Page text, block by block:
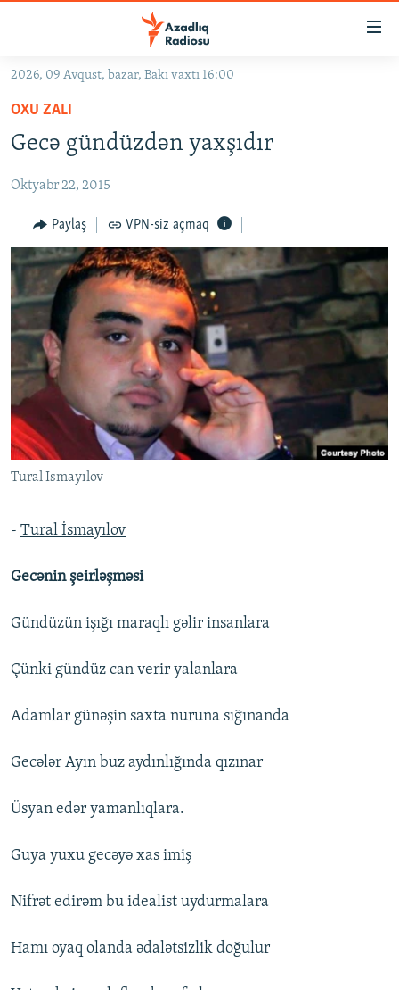
Əsas
qayıt
Əsas
naviqasiyaya
qayıt
KORRUPSIOMETR
#ƏSLINDƏ
FƏRQƏ BAX
QANUNI DOĞRU
ARAŞDIRMA
MULTIMEDIA
VIDEO
FOTOQALEREYA
İNFOQRAFIKA
KARIKATURA
RADIO ARXIV
OXU ZALI
AZƏRBAYCAN ƏDƏBIYYATI KITABXANASI
İSLAM VƏ DEMOKRATIYA
İZ - MƏDƏNIYYƏT PROQRAMI
HAQQIMIZDA
MISSIYAMIZ
PEŞƏ ETIKASI VƏ JURNALISTIKA STANDARTLARIMIZ
MATERIALLARIMIZDAN ISTIFADƏ
XƏBƏR BÜLLETENLƏRIMIZ
BIZI IZLƏ
2026, 09 Avqust, bazar, Bakı vaxtı 16:00
OXU ZALI
Gecə gündüzdən yaxşıdır
Oktyabr 22, 2015
Paylaş VPN-siz açmaq
Tural Ismayılov
- Tural İsmayılov
Gecənin şeirləşməsi
Gündüzün işığı maraqlı gəlir insanlara
Çünki gündüz can verir yalanlara
Adamlar günəşin saxta nuruna sığınanda
Gecələr Ayın buz aydınlığında qızınar
Üsyan edər yamanlıqlara.
Guya yuxu gecəyə xas imiş
Nifrət edirəm bu idealist uydurmalara
Hamı oyaq olanda ədalətsizlik doğulur